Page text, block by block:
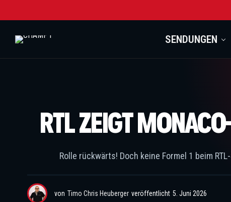
SENDUNGEN
RTL ZEIGT
Rolle rückwärts! Doch keine Formel 1 beim
von Timo Chris Heuberger veröffentlicht 5. Juni 2026